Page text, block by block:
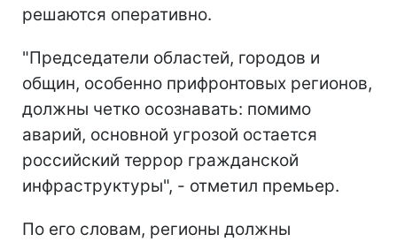
решаются оперативно.
"Председатели областей, городов и
общин, особенно прифронтовых регионов,
должны четко осознавать: помимо
аварий, основной угрозой остается
российский террор гражданской
инфраструктуры", - отметил премьер.
По его словам, регионы должны